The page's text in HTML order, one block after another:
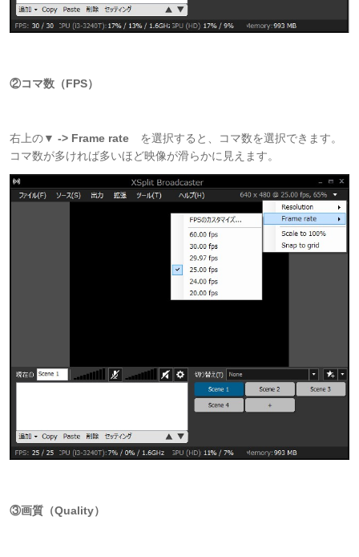
②コマ数（FPS）
右上の▼ -> Frame rate を選択すると、コマ数を選択できます。
コマ数が多ければ多いほど映像が滑らかに見えます。
③画質（Quality）